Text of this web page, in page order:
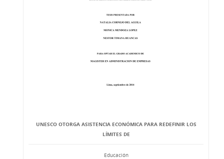
UNESCO OTORGA ASISTENCIA ECONÓMICA PARA REDEFINIR LOS
LÍMITES DE
Educación